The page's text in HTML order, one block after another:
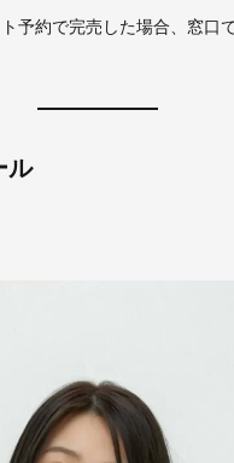
予約で完売した場合、窓⼝
ル